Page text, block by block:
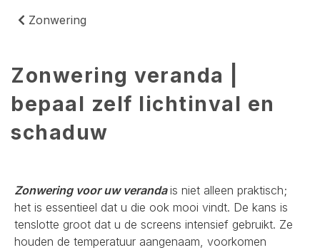
Zonwering
Zonwering veranda |
bepaal zelf lichtinval en
schaduw
Zonwering voor uw verandais niet alleen praktisch;
het is essentieel dat u die ook mooi vindt. De kans is
tenslotte groot dat u de screens intensief gebruikt. Ze
houden de temperatuur aangenaam, voorkomen